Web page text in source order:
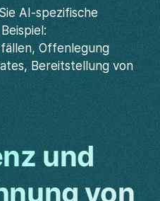
AI-spezifische
Offenlegung
Bereitstellung von
und
von